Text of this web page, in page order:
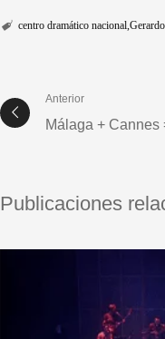
centro dramático nacional
Anterior
Málaga + Cannes
Publicaciones